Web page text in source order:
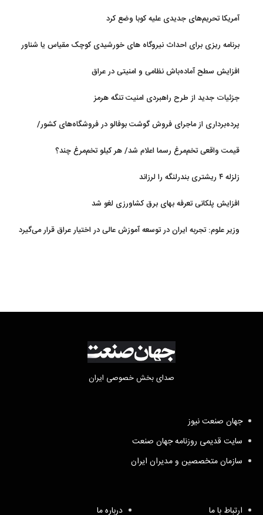
آمریکا تحریم‌های جدیدی علیه کوبا وضع کرد
برنامه ریزی برای احداث نیروگاه های خورشیدی کوچک مقیاس یا شناور
افزایش سطح آماده‌باش نظامی و امنیتی در عراق
جزئیات جدید از طرح راهبردی امنیت تنگه هرمز
پرده‌برداری از ماجرای فروش گوشت بوفالو در فروشگاه‌های کشور/
قیمت واقعی تخم‌مرغ رسما اعلام شد/ هر کیلو تخم‌مرغ چند؟
زلزله ۴ ریشتری بندرلنگه را لرزاند
افزایش پلکانی تعرفه بهای برق کشاورزی لغو شد
وزیر علوم: تجربه ایران در توسعه آموزش عالی در اختیار عراق قرار می‌گیرد
صدای بخش خصوصی ایران
جهان صنعت نیوز
سایت قدیمی روزنامه جهان صنعت
سازمان متخصصین و مدیران ایران
ارتباط با ما درباره ما